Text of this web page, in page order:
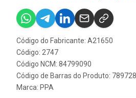
Código do Fabricante: A21650
Código: 2747
Código NCM: 84799090
Código de Barras do Produto:
Marca: PPA